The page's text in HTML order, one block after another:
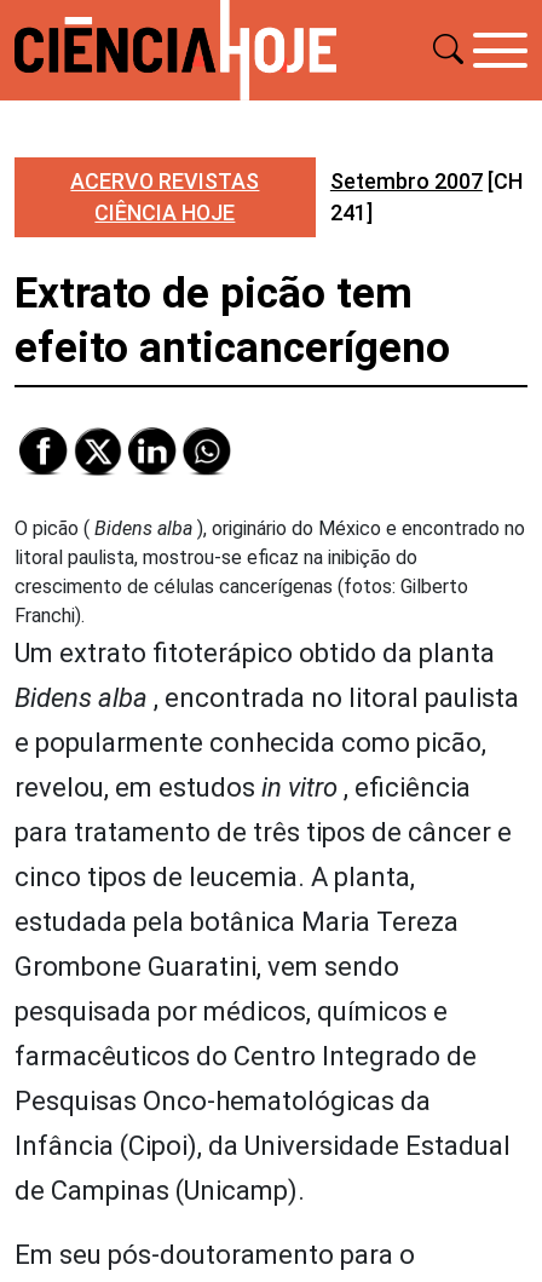
ACERVO REVISTAS
CIÊNCIA HOJE
Setembro 2007[CH
241]
Extrato de picão tem
efeito anticancerígeno
O picão ( Bidens alba ), originário do México e encontrado no
litoral paulista, mostrou-se eficaz na inibição do
crescimento de células cancerígenas (fotos: Gilberto
Franchi).
Um extrato fitoterápico obtido da planta
Bidens alba , encontrada no litoral paulista
e popularmente conhecida como picão,
revelou, em estudos in vitro , eficiência
para tratamento de três tipos de câncer e
cinco tipos de leucemia. A planta,
estudada pela botânica Maria Tereza
Grombone Guaratini, vem sendo
pesquisada por médicos, químicos e
farmacêuticos do Centro Integrado de
Pesquisas Onco-hematológicas da
Infância (Cipoi), da Universidade Estadual
de Campinas (Unicamp).
Em seu pós-doutoramento para o